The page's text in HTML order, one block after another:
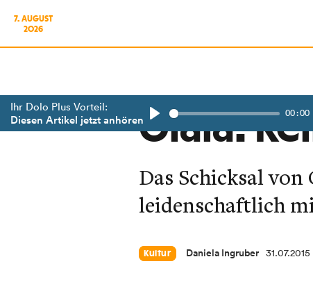
7. AUGUST
2026
Ihr Dolo Plus Vorteil:
Diesen Artikel jetzt anhören 00:00
Olala:
Das Schicksal
leidenschaftlich
Kultur Daniela Ingruber 31.07.2015